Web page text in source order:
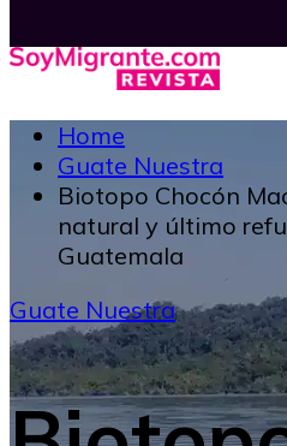
Home
Guate Nuestra
Biotopo Chocón
natural y último
Guatemala
Guate Nuestra